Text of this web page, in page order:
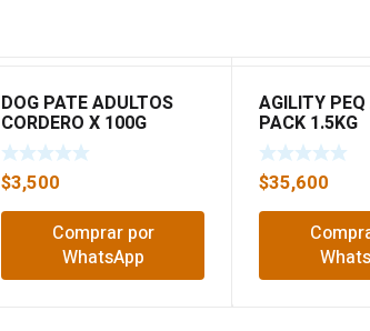
DOG PATE ADULTOS
CORDERO X 100G
$3,500
Comprar por
WhatsApp
AGILITY
PACK 1.5KG
$35,600